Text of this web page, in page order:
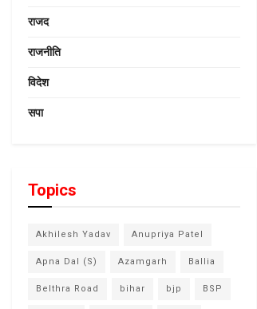
राजद
राजनीति
विदेश
सपा
Topics
Akhilesh Yadav Anupriya Patel
Apna Dal (S) Azamgarh Ballia
Belthra Road bihar bjp BSP